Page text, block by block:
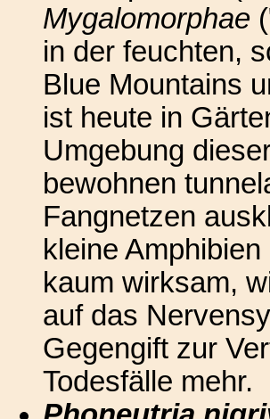
Mygalomorphae
in der feuchten,
Blue Mountains
ist heute in
Umgebung
bewohnen
Fangnetzen
kleine
kaum wirksam,
auf das
Gegengift zur
Todesfälle mehr.